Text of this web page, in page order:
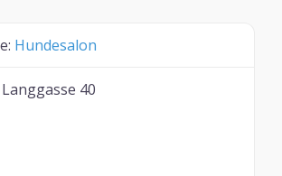
Hundesalon
Langgasse 40